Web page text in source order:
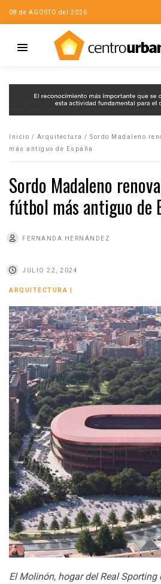
08 de AGOSTO del 2026
Inicio / Arquitectura / Sordo Madaleno
más antiguo de España
Sordo Madaleno
fútbol más antiguo de
FERNANDA HERNÁNDEZ
JULIO 22, 2024
ARQUITECTURA
El Molinón, hogar del Real Sporting